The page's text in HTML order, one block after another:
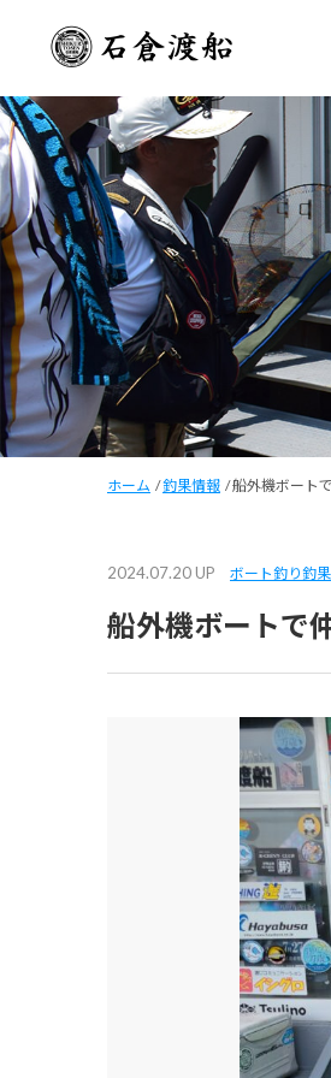
ホーム /釣果情報 /船外機ボート
2024.07.20 UP ボート釣り釣果
船外機ボートで